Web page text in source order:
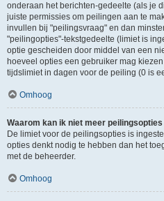
onderaan het berichten-gedeelte (als je
juiste permissies om peilingen aan te
invullen bij "peilingsvraag" en dan
"peilingopties"-tekstgedeelte (limiet is
optie gescheiden door middel van een
hoeveel opties een gebruiker mag
tijdslimiet in dagen voor de peiling (0 is
Omhoog
Waarom kan ik niet meer
De limiet voor de peilingsopties is
opties denkt nodig te hebben dan het
met de beheerder.
Omhoog